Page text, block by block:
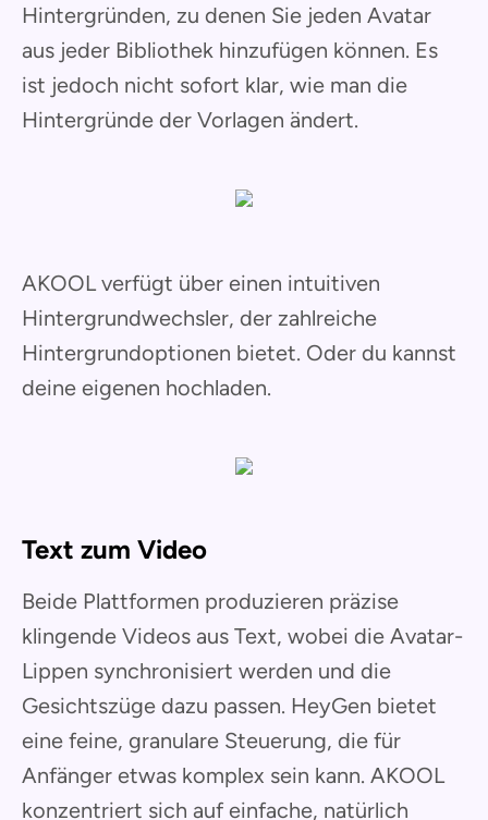
Hintergründen, zu denen Sie jeden Avatar
aus jeder Bibliothek hinzufügen können. Es
ist jedoch nicht sofort klar, wie man die
Hintergründe der Vorlagen ändert.
AKOOL verfügt über einen intuitiven
Hintergrundwechsler, der zahlreiche
Hintergrundoptionen bietet. Oder du kannst
deine eigenen hochladen.
Text zum Video
Beide Plattformen produzieren präzise
klingende Videos aus Text, wobei die Avatar-
Lippen synchronisiert werden und die
Gesichtszüge dazu passen. HeyGen bietet
eine feine, granulare Steuerung, die für
Anfänger etwas komplex sein kann. AKOOL
konzentriert sich auf einfache, natürlich